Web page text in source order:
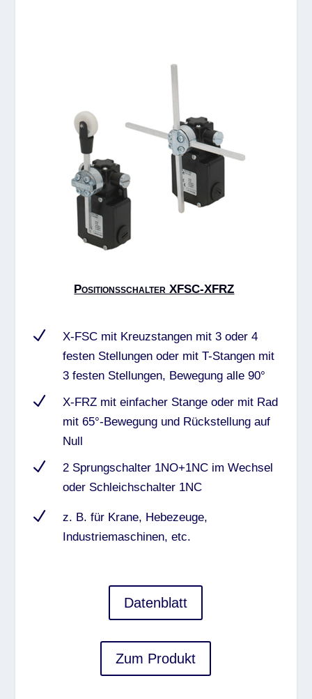
Positionsschalter XFSC-XFRZ
N
X-FSC mit Kreuzstangen mit 3 oder 4
festen Stellungen oder mit T-Stangen mit
3 festen Stellungen, Bewegung alle 90°
N
X-FRZ mit einfacher Stange oder mit Rad
mit 65°-Bewegung und Rückstellung auf
Null
N
2 Sprungschalter 1NO+1NC im Wechsel
oder Schleichschalter 1NC
N
z. B. für Krane, Hebezeuge,
Industriemaschinen, etc.
Datenblatt
Zum Produkt